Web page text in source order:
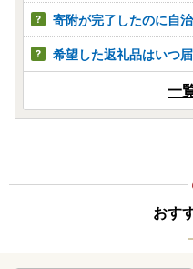
寄附が完了したのに自
希望した返礼品はいつ
一
おす